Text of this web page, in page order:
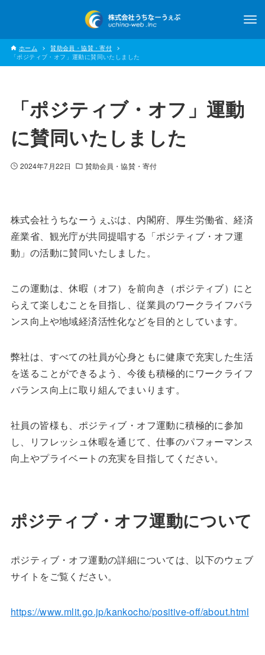
ホーム
賛助会員・協賛・寄付
「ポジティブ・オフ」運動に賛同いたしました
「ポジティブ・オフ」運動
に賛同いたしました
2024年7月22日 賛助会員・協賛・寄付
株式会社うちなーうぇぶは、内閣府、厚生労働省、経済
産業省、観光庁が共同提唱する「ポジティブ・オフ運
動」の活動に賛同いたしました。
この運動は、休暇（オフ）を前向き（ポジティブ）にと
らえて楽しむことを目指し、従業員のワークライフバラ
ンス向上や地域経済活性化などを目的としています。
弊社は、すべての社員が心身ともに健康で充実した生活
を送ることができるよう、今後も積極的にワークライフ
バランス向上に取り組んでまいります。
社員の皆様も、ポジティブ・オフ運動に積極的に参加
し、リフレッシュ休暇を通じて、仕事のパフォーマンス
向上やプライベートの充実を目指してください。
ポジティブ・オフ運動について
ポジティブ・オフ運動の詳細については、以下のウェブ
サイトをご覧ください。
https://www.mlit.go.jp/kankocho/positive-off/about.html